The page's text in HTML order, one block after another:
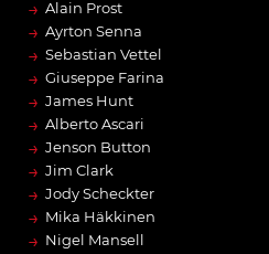
→ Alain Prost
→ Ayrton Senna
→ Sebastian Vettel
→ Giuseppe Farina
→ James Hunt
→ Alberto Ascari
→ Jenson Button
→ Jim Clark
→ Jody Scheckter
→ Mika Häkkinen
→ Nigel Mansell